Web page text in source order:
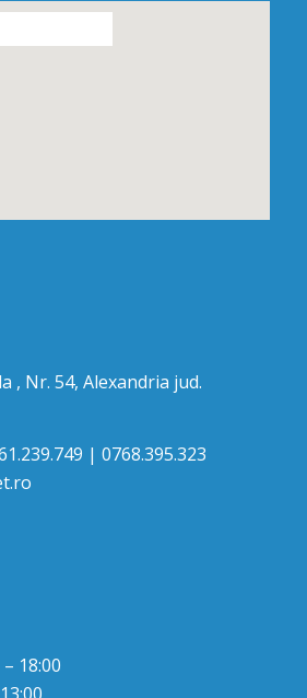
, Nr. 54, Alexandria jud.
| 0768.395.323
18:00